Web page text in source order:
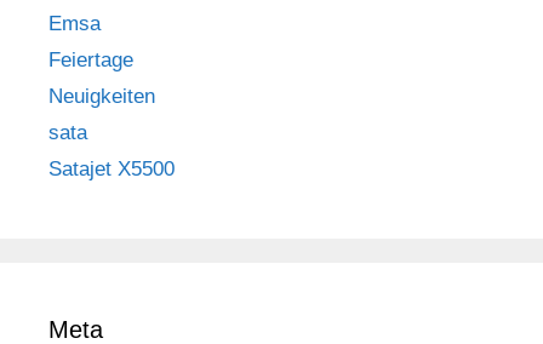
Emsa
Feiertage
Neuigkeiten
sata
Satajet X5500
Meta